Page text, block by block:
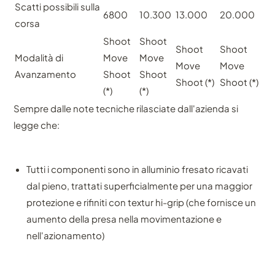
Scatti possibili sulla
corsa
6800 10.300 13.000 20.000
Modalità di
Avanzamento
Shoot
Move
Shoot
(*)
Shoot
Move
Shoot
(*)
Shoot
Move
Shoot (*)
Shoot
Move
Shoot (*)
Sempre dalle note tecniche rilasciate dall'azienda si
legge che:
Tutti i componenti sono in alluminio fresato ricavati
dal pieno, trattati superficialmente per una maggior
protezione e rifiniti con textur hi-grip (che fornisce un
aumento della presa nella movimentazione e
nell'azionamento)